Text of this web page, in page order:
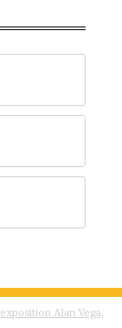
Alan Vega,